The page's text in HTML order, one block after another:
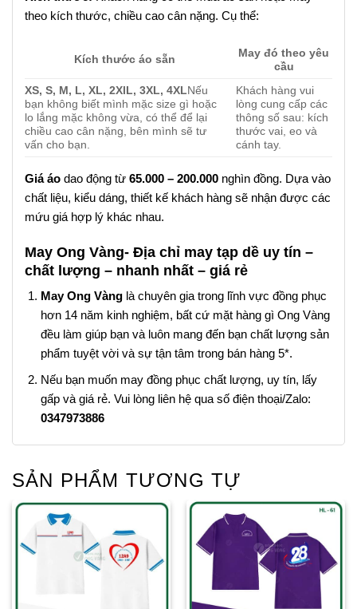
theo kích thước, chiều cao cân nặng. Cụ thể:
Kích thước áo sẵn
May đó theo yêu
cầu
XS, S, M, L, XL, 2XlL, 3XL, 4XL Nếu
bạn không biết mình mặc size gì hoặc
lo lắng mặc không vừa, có thể để lại
chiều cao cân nặng, bên mình sẽ tư
vấn cho bạn.
Khách hàng vui
lòng cung cấp các
thông số sau: kích
thước vai, eo và
cánh tay.
Giá áo dao động từ 65.000 – 200.000 nghìn đồng. Dựa vào
chất liệu, kiểu dáng, thiết kế khách hàng sẽ nhận được các
mứu giá hợp lý khác nhau.
May Ong Vàng- Địa chỉ may tạp dề uy tín –
chất lượng – nhanh nhất – giá rẻ
May Ong Vànglà chuyên gia trong lĩnh vực đồng phục
hơn 14 năm kinh nghiệm, bất cứ mặt hàng gì Ong Vàng
đều làm giúp bạn và luôn mang đến bạn chất lượng sản
phẩm tuyệt vời và sự tận tâm trong bán hàng 5*.
Nếu bạn muốn may đồng phục chất lượng, uy tín, lấy
gấp và giá rẻ. Vui lòng liên hệ qua số điện thoại/Zalo:
0347973886
SẢN PHẨM TƯƠNG TỰ